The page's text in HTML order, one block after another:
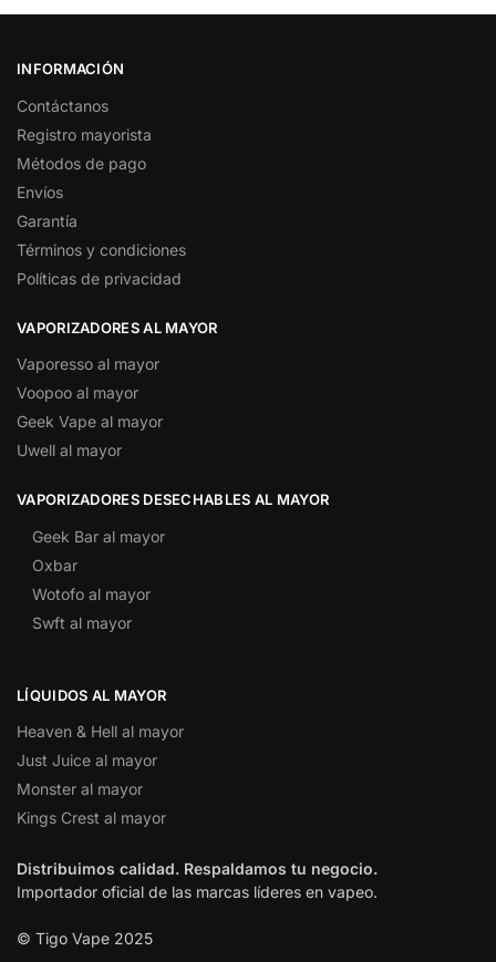
INFORMACIÓN
Contáctanos
Registro mayorista
Métodos de pago
Envíos
Garantía
Términos y condiciones
Políticas de privacidad
VAPORIZADORES AL MAYOR
Vaporesso al mayor
Voopoo al mayor
Geek Vape al mayor
Uwell al mayor
VAPORIZADORES DESECHABLES AL MAYOR
Geek Bar al mayor
Oxbar
Wotofo al mayor
Swft al mayor
LÍQUIDOS AL MAYOR
Heaven & Hell al mayor
Just Juice al mayor
Monster al mayor
Kings Crest al mayor
Distribuimos calidad. Respaldamos tu negocio.
Importador oficial de las marcas líderes en vapeo.
© Tigo Vape 2025